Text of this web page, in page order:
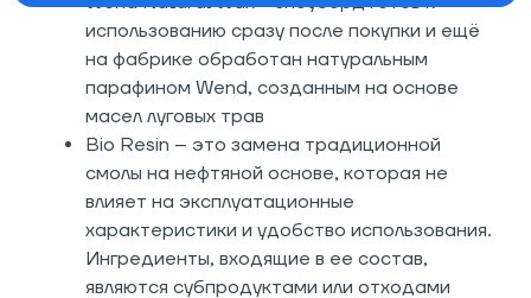
использованию сразу после покупки и ещё
на фабрике обработан натуральным
парафином Wend, созданным на основе
масел луговых трав
Bio Resin – это замена традиционной
смолы на нефтяной основе, которая не
влияет на эксплуатационные
характеристики и удобство использования.
Ингредиенты, входящие в ее состав,
являются субпродуктами или отходами